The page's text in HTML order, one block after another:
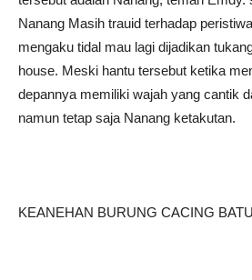
Nanang Masih trauid terhadap
mengaku tidal mau lagi dijadikan
house. Meski hantu tersebut ketika
depannya memiliki wajah yang cantik
namun tetap saja Nanang ketakutan.
KEANEHAN BURUNG CACING BATU